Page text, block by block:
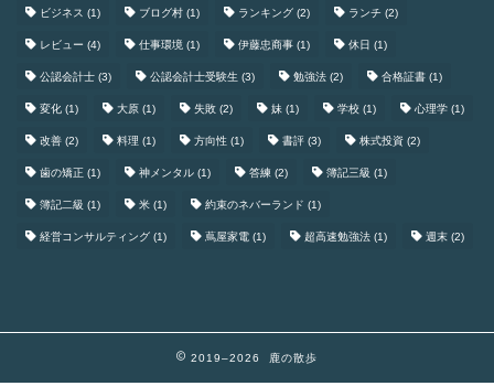
ビジネス (1) ブログ村 (1) ランキング (2) ランチ (2)
レビュー (4) 仕事環境 (1) 伊藤忠商事 (1) 休日 (1)
公認会計士 (3) 公認会計士受験生 (3) 勉強法 (2) 合格証書 (1)
変化 (1) 大原 (1) 失敗 (2) 妹 (1) 学校 (1) 心理学 (1)
改善 (2) 料理 (1) 方向性 (1) 書評 (3) 株式投資 (2)
歯の矯正 (1) 神メンタル (1) 答練 (2) 簿記三級 (1)
簿記二級 (1) 米 (1) 約束のネバーランド (1)
経営コンサルティング (1) 蔦屋家電 (1) 超高速勉強法 (1) 週末 (2)
2019–2026 鹿の散歩